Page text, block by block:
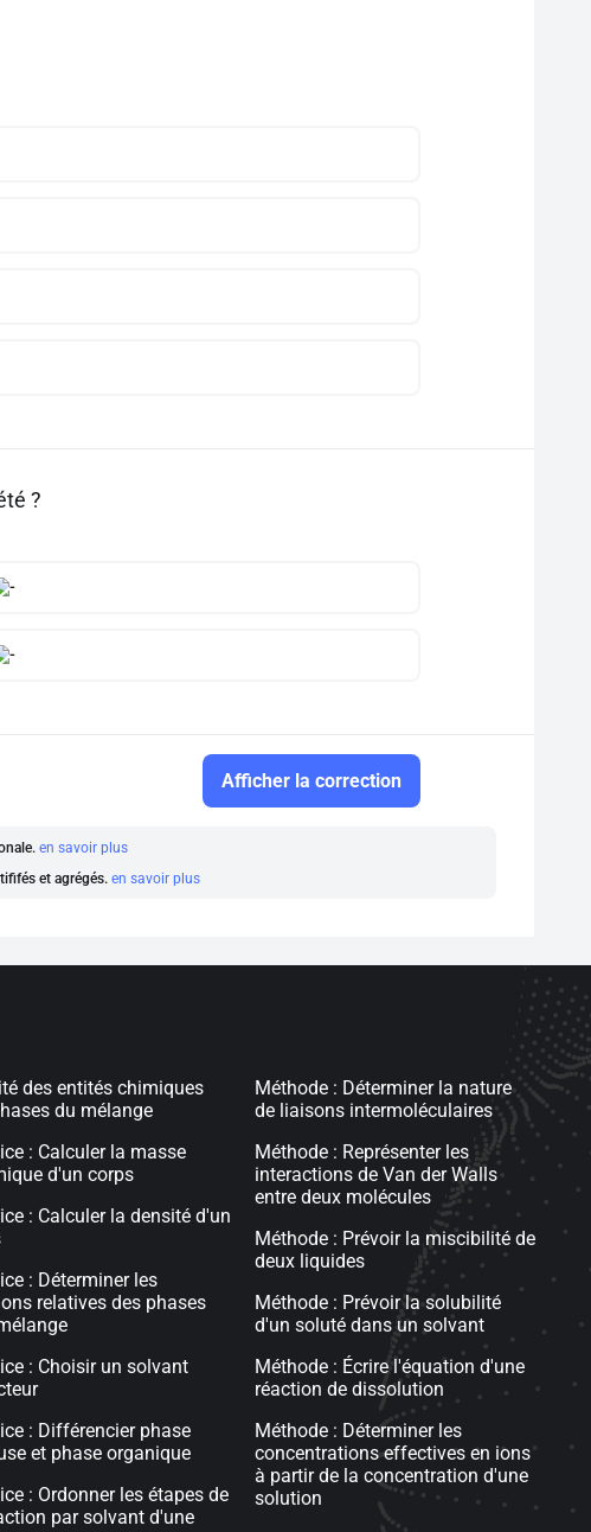
?
Afficher la correction
en savoir plus
et agrégés. en savoir plus
des entités chimiques
du mélange
: Calculer la masse
d'un corps
: Calculer la densité d'un
: Déterminer les
relatives des phases
: Choisir un solvant
: Différencier phase
et phase organique
: Ordonner les étapes de
par solvant d'une
Méthode : Déterminer la nature
de liaisons intermoléculaires
Méthode : Représenter les
interactions de Van der Walls
entre deux molécules
Méthode : Prévoir la miscibilité de
deux liquides
Méthode : Prévoir la solubilité
d'un soluté dans un solvant
Méthode : Écrire l'équation d'une
réaction de dissolution
Méthode : Déterminer les
concentrations effectives en ions
à partir de la concentration d'une
solution